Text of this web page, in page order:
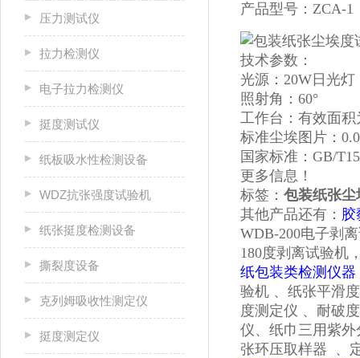
压力测试仪
拉力检测仪
电子拉力检测仪
挺度测试仪
纸板吸水性检测设备
WDZ抗张强度试验机
纸张挺度检测设备
撕裂度设备
克列姆吸收性测定仪
挺度测定仪
产品型号：ZCA-1
技术参数：
光源：20W日光灯
照射角：60°
工作台：有效面积
标准尘埃图片：
国家标准：GB/
更多信息！
标签： 包装纸张
其他产品还有： 胶
WDB-200电子剥
180度剥离试验机
纸包装类检测仪器
验机 、纸张平滑
度测定仪 、耐破
仪、纸巾三用紫
张环压取样器 、